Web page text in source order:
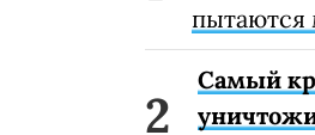
пытаются
Самый